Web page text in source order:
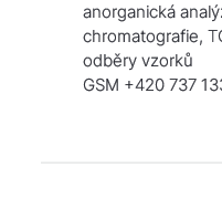
anorganická
chromatografie,
odběry vzorků
GSM +420 737